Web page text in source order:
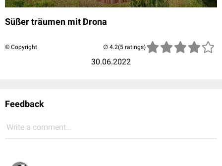
Süßer träumen mit Drona
© Copyright
30.06.2022
(5 ratings)
Feedback
Write a comment...